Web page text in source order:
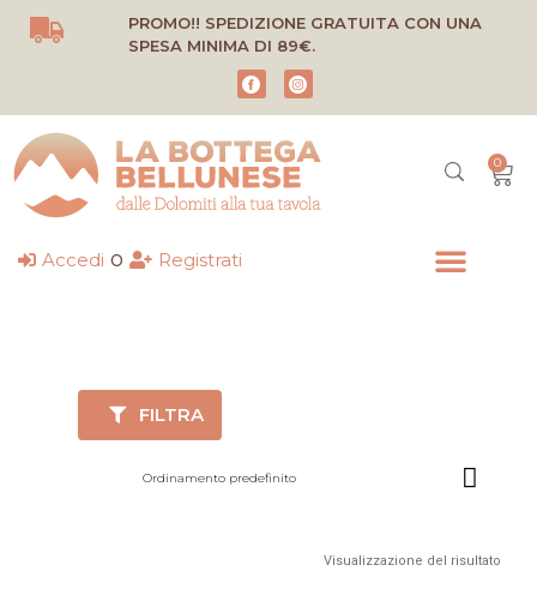
Vai
PROMO!! SPEDIZIONE GRATUITA CON UNA
SPESA MINIMA DI 89€.
0
Accedi o Registrati
FILTRA
Visualizzazione del risultato